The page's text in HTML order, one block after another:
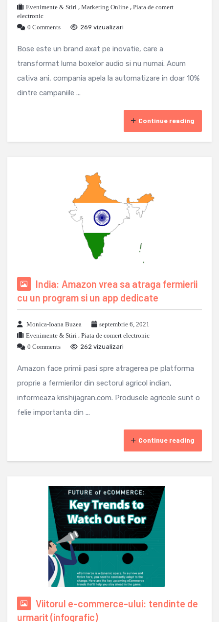
Evenimente & Stiri , Marketing Online , Piata de comert
electronic
0 Comments
269 vizualizari
Bose este un brand axat pe inovatie, care a
transformat luma boxelor audio si nu numai. Acum
cativa ani, compania apela la automatizare in doar 10%
dintre campaniile ...
Continue reading
India: Amazon vrea sa atraga fermierii
cu un program si un app dedicate
Monica-Ioana Buzea
septembrie 6, 2021
Evenimente & Stiri , Piata de comert electronic
0 Comments
262 vizualizari
Amazon face primii pasi spre atragerea pe platforma
proprie a fermierilor din sectorul agricol indian,
informeaza krishijagran.com. Produsele agricole sunt o
felie importanta din ...
Continue reading
Viitorul e-commerce-ului: tendinte de
urmarit (infografic)